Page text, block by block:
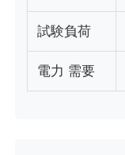
試験負荷
電力 需要